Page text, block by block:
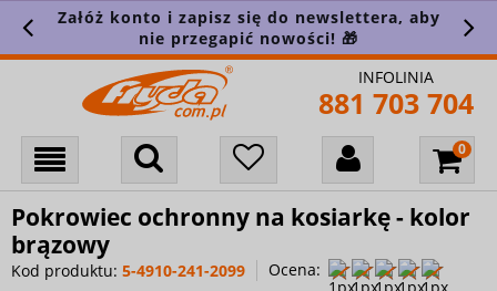
Załóż konto i zapisz się do newslettera, aby
nie przegapić nowości! 🎁
INFOLINIA
881 703 704
Pokrowiec ochronny na kosiarkę - kolor
brązowy
Kod produktu: 5-4910-241-2099
Ocena: